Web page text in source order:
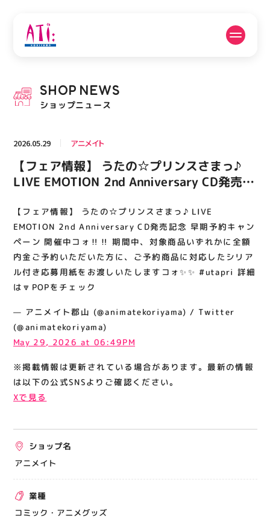
PICK UP NEWS
ピックアップニュース
フロアガイド 営業時間
ACCESS
アクセス・駐車場
RECRUIT
スタッフ募集
関連情報
お問い合わせ
プライバシーポリシー
サイトポリシー
運営会社
テナント出店募集
催事出店募集
アティビジョンについて
SHOP NEWS
ショップニュース
2026.05.29 アニメイト
【フェア情報】 うたの☆プリンスさまっ♪
LIVE EMOTION 2nd Anniversary CD発売記
間中、対象商品いずれかに全額内金ご予約い
ただいた方に、ご予約商品に対応したシリア
ル付き応募用紙をお渡しいたしますコォ✨✨
#utapri 詳細は🔽POPをチェック
【フェア情報】 うたの☆プリンスさまっ♪ LIVE
EMOTION 2nd Anniversary CD発売記念 早期予約キャン
ペーン 開催中コォ‼️‼️ 期間中、対象商品いずれかに全額
内金ご予約いただいた方に、ご予約商品に対応したシリア
ル付き応募用紙をお渡しいたしますコォ✨✨ #utapri 詳細
は🔽POPをチェック
— アニメイト郡山 (@animatekoriyama) / Twitter
(@animatekoriyama)
May 29, 2026 at 06:49PM
※掲載情報は更新されている場合があります。最新の情報
は以下の公式SNSよりご確認ください。
Xで見る
ショップ名
アニメイト
業種
コミック・アニメグッズ